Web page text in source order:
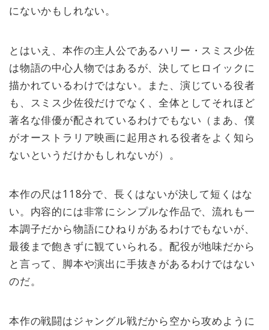
にないかもしれない。
とはいえ、本作の主人公であるハリー・スミス少佐
は物語の中心人物ではあるが、決してヒロイックに
描かれているわけではない。また、演じている役者
も、スミス少佐役だけでなく、全体としてそれほど
著名な俳優が配されているわけでもない（まあ、僕
がオーストラリア映画に起用される役者をよく知ら
ないというだけかもしれないが）。
本作の尺は118分で、長くはないが決して短くはな
い。内容的には非常にシンプルな作品で、流れも一
本調子だから物語にひねりがあるわけでもないが、
最後まで飽きずに観ていられる。配役が地味だから
と言って、脚本や演出に手抜きがあるわけではない
のだ。
本作の戦闘はジャングル戦だから空から攻めように